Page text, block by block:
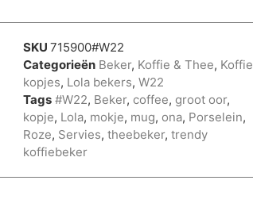
SKU 715900#W22
Categorieën Beker, Koffie & Thee, Koffie
kopjes, Lola bekers, W22
Tags #W22, Beker, coffee, groot oor,
kopje, Lola, mokje, mug, ona, Porselein,
Roze, Servies, theebeker, trendy
koffiebeker